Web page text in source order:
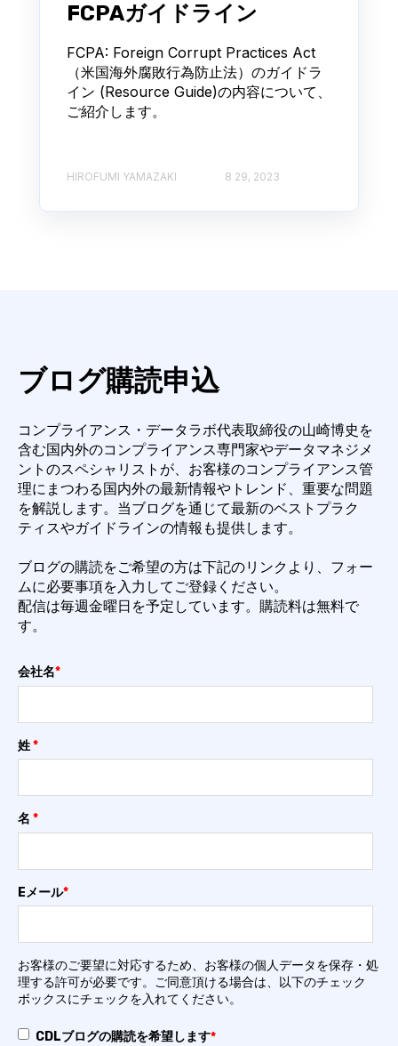
FCPAガイドライン
FCPA: Foreign Corrupt Practices Act
（米国海外腐敗行為防止法）のガイドラ
イン (Resource Guide)の内容について、
ご紹介します。
HIROFUMI YAMAZAKI 8 29, 2023
ブログ購読申込
コンプライアンス・データラボ代表取締役の山崎博史を
含む国内外のコンプライアンス専門家やデータマネジメ
ントのスペシャリストが、お客様のコンプライアンス管
理にまつわる国内外の最新情報やトレンド、重要な問題
を解説します。 当ブログを通じて最新のベストプラク
ティスやガイドラインの情報も提供します。
ブログの購読をご希望の方は下記のリンクより、フォー
ムに必要事項を入力してご登録くださ い。
配信は毎週金曜日を予定しています。購読料は無料で
す。
会社名*
姓*
名 *
Eメール*
お客様のご要望に対応するため、お客様の個人データを保存・処
理する許可が必要です。ご同意頂ける場合は、以下のチェック
ボックスにチェックを入れてください。
CDLブログの購読を希望します*